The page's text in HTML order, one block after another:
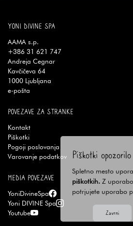
YONI DIVINE SPA
AAMA s.p.
+386 31 621 747
Andreja Cegnar
Kavčičeva 64
1000 Ljubljana
e-pošta
POVEZAVE ZA STRANKE
Kontakt
Piškotki
Pogoji poslovanja
Varovanje podatkov
MEDIA POVEZAVE
YoniDivineSpa
Yoni DIVINE Spa
Youtube
Piškotki opozorilo
Spletno mesto
piškotkih. Z
potrjujete uporabo
Zavrni